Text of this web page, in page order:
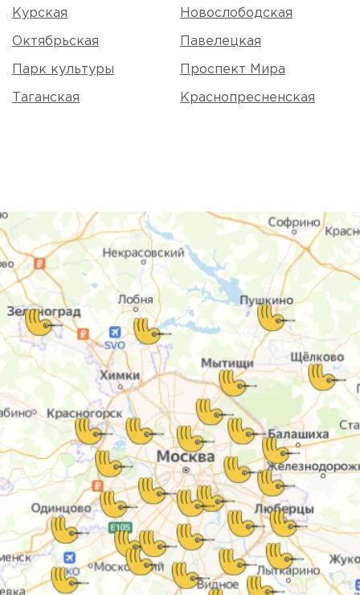
Курская Новослободская
Октябрьская Павелецкая
Парк культуры Проспект Мира
Таганская Краснопресненская